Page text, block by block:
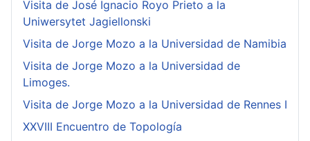
Visita de José Ignacio Royo Prieto a la
Uniwersytet Jagiellonski
Visita de Jorge Mozo a la Universidad de Namibia
Visita de Jorge Mozo a la Universidad de
Limoges.
Visita de Jorge Mozo a la Universidad de Rennes I
XXVIII Encuentro de Topología